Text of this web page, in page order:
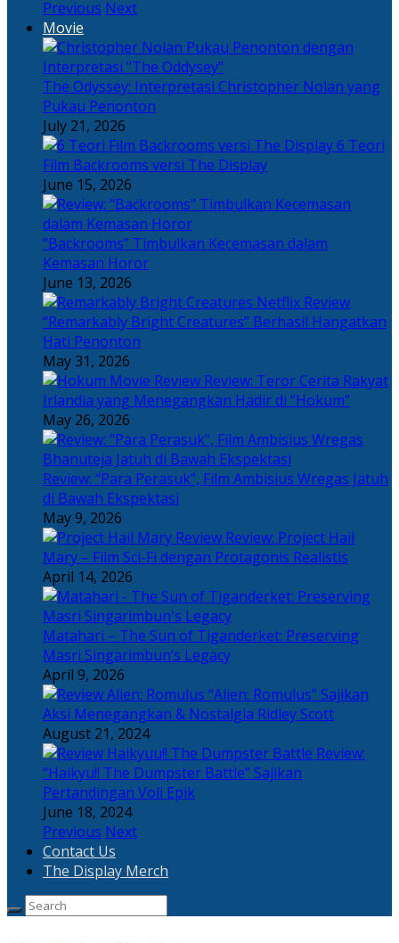
Previous Next
Movie
The Odyssey: Interpretasi Christopher Nolan yang
Pukau Penonton
July 21, 2026
6 Teori
Film Backrooms versi The Display
June 15, 2026
“Backrooms” Timbulkan Kecemasan dalam
Kemasan Horor
June 13, 2026
“Remarkably Bright Creatures” Berhasil Hangatkan
Hati Penonton
May 31, 2026
Review: Teror Cerita Rakyat
Irlandia yang Menegangkan Hadir di “Hokum”
May 26, 2026
Review: “Para Perasuk”, Film Ambisius Wregas Jatuh
di Bawah Ekspektasi
May 9, 2026
Review: Project Hail
Mary – Film Sci-Fi dengan Protagonis Realistis
April 14, 2026
Matahari – The Sun of Tiganderket: Preserving
Masri Singarimbun’s Legacy
April 9, 2026
“Alien: Romulus” Sajikan
Aksi Menegangkan & Nostalgia Ridley Scott
August 21, 2024
Review:
“Haikyu!! The Dumpster Battle” Sajikan
Pertandingan Voli Epik
June 18, 2024
Previous Next
Contact Us
The Display Merch